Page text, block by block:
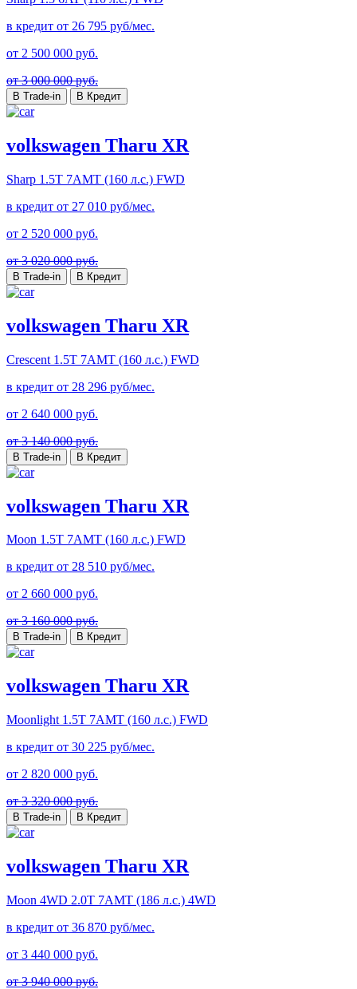
в кредит от 26 795 руб/мес.
от 2 500 000 руб.
от 3 000 000 руб.
В Trade-in В Кредит
volkswagen Tharu XR
Sharp 1.5T 7AMT (160 л.с.) FWD
в кредит от 27 010 руб/мес.
от 2 520 000 руб.
от 3 020 000 руб.
В Trade-in В Кредит
volkswagen Tharu XR
Crescent 1.5T 7AMT (160 л.с.) FWD
в кредит от 28 296 руб/мес.
от 2 640 000 руб.
от 3 140 000 руб.
В Trade-in В Кредит
volkswagen Tharu XR
Moon 1.5T 7AMT (160 л.с.) FWD
в кредит от 28 510 руб/мес.
от 2 660 000 руб.
от 3 160 000 руб.
В Trade-in В Кредит
volkswagen Tharu XR
Moonlight 1.5T 7AMT (160 л.с.) FWD
в кредит от 30 225 руб/мес.
от 2 820 000 руб.
от 3 320 000 руб.
В Trade-in В Кредит
volkswagen Tharu XR
Moon 4WD 2.0T 7AMT (186 л.с.) 4WD
в кредит от 36 870 руб/мес.
от 3 440 000 руб.
от 3 940 000 руб.